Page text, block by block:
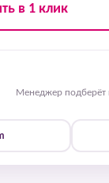
в 1 клик
Менеджер подберёт